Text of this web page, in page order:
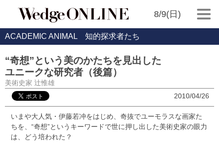
8/9(日)
ACADEMIC ANIMAL 知的探求者たち
“奇想”という美のかたちを見出した
ユニークな研究者（後篇）
美術史家 辻惟雄
2010/04/26
いまや大人気・伊藤若冲をはじめ、奇抜でユーモラスな画家た
ちを、“奇想”というキーワードで世に押し出した美術史家の眼力
は、どう培われた？